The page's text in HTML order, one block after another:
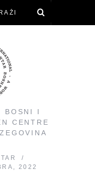
BOSNI I
CENTRE
2022